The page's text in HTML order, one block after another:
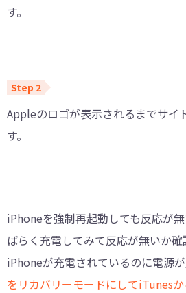
す。
Appleのロゴが表示されるまでサイ
す。
iPhoneを強制再起動しても反応が
ばらく充電してみて反応が無いか確
iPhoneが充電されているのに電源
をリカバリーモードにしてiTunes